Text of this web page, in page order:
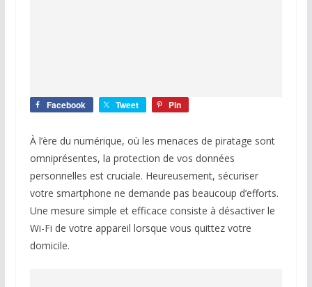
Facebook Tweet Pin
À l’ère du numérique, où les menaces de piratage sont
omniprésentes, la protection de vos données
personnelles est cruciale. Heureusement, sécuriser
votre smartphone ne demande pas beaucoup d’efforts.
Une mesure simple et efficace consiste à désactiver le
Wi-Fi de votre appareil lorsque vous quittez votre
domicile.